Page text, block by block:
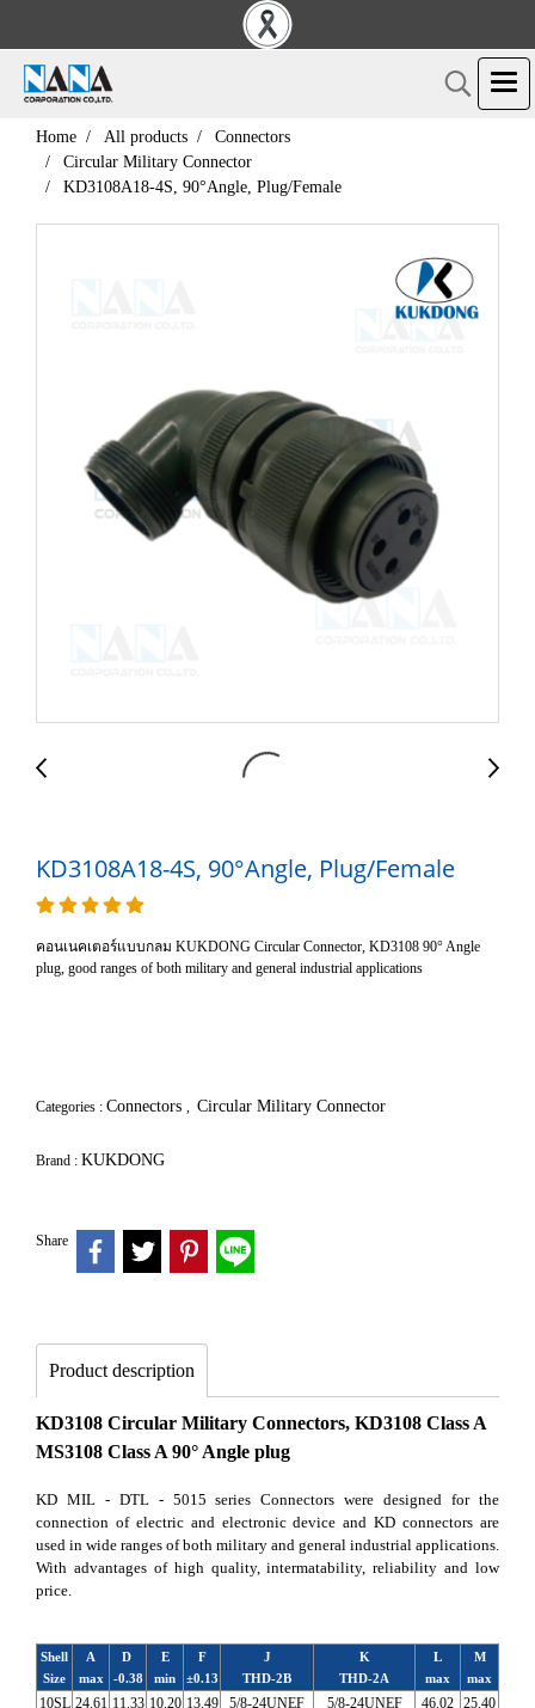
Home All products
Connectors
Circular Military Connector
KD3108A18-4S, 90°Angle, Plug/Female
KD3108A18-4S, 90°Angle, Plug/Female
คอนเนคเตอร์แบบกลม KUKDONG Circular Connector, KD3108 90° Angle
plug, good ranges of both military and general industrial applications
Categories : Connectors , Circular Military Connector
Brand : KUKDONG
Share
Product description
KD3108 Circular Military Connectors, KD3108 Class A
MS3108 Class A 90° Angle plug
KD MIL - DTL - 5015 series Connectors were designed for the
connection of electric and electronic device and KD connectors are
used in wide ranges of both military and general industrial applications.
With advantages of high quality, intermatability, reliability and low
price.
Shell
Size
A
max
D
-0.38
E
min
F
±0.13
J
THD-2B
K
THD-2A
L
max
M
max
10SL 24.61 11.33 10.20 13.49 5/8-24UNEF 5/8-24UNEF 46.02 25.40